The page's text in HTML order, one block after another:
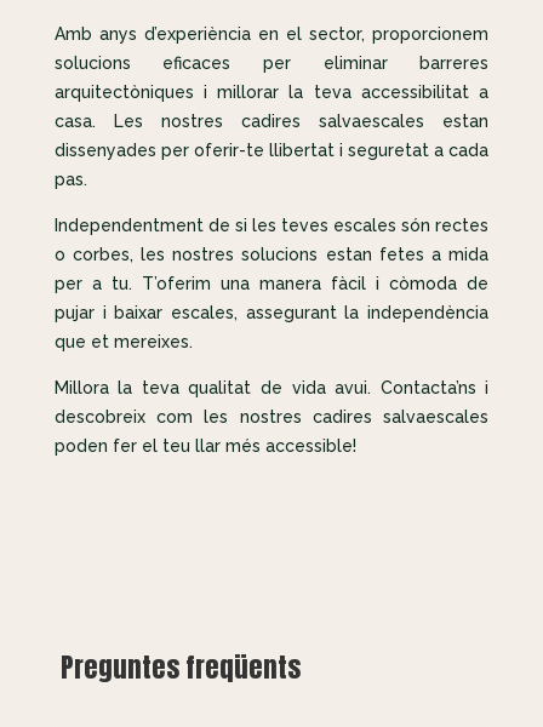
Amb anys d’experiència en el sector, proporcionem
solucions eficaces per eliminar barreres
arquitectòniques i millorar la teva accessibilitat a
casa. Les nostres cadires salvaescales estan
dissenyades per oferir-te llibertat i seguretat a cada
pas.
Independentment de si les teves escales són rectes
o corbes, les nostres solucions estan fetes a mida
per a tu. T’oferim una manera fàcil i còmoda de
pujar i baixar escales, assegurant la independència
que et mereixes.
Millora la teva qualitat de vida avui. Contacta’ns i
descobreix com les nostres cadires salvaescales
poden fer el teu llar més accessible!
Preguntes freqüents